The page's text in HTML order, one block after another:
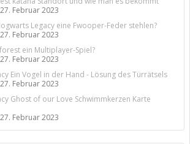
27. Februar 2023
Legacy eine Fwooper-Feder stehlen?
27. Februar 2023
ein Multiplayer-Spiel?
27. Februar 2023
Ein Vogel in der Hand - Lösung des Türrätsels
27. Februar 2023
Ghost of our Love Schwimmkerzen Karte
27. Februar 2023